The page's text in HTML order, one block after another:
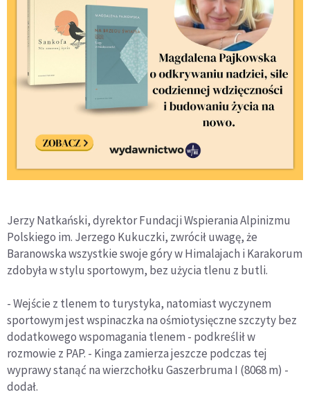
Jerzy Natkański, dyrektor Fundacji Wspierania Alpinizmu
Polskiego im. Jerzego Kukuczki, zwrócił uwagę, że
Baranowska wszystkie swoje góry w Himalajach i Karakorum
zdobyła w stylu sportowym, bez użycia tlenu z butli.
- Wejście z tlenem to turystyka, natomiast wyczynem
sportowym jest wspinaczka na ośmiotysięczne szczyty bez
dodatkowego wspomagania tlenem - podkreślił w
rozmowie z PAP. - Kinga zamierza jeszcze podczas tej
wyprawy stanąć na wierzchołku Gaszerbruma I (8068 m) -
dodał.